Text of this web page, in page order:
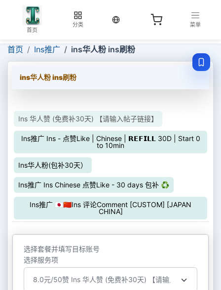
首页
分类
当前语言：中文
菜单
首页 Ins推广 ins华人粉 ins刷粉
ins华人粉 ins刷粉
Ins 华人赞 (免费补30天) 【请输入帖子链接】
Ins推广 Ins - 点赞Like | Chinese | 𝗥𝗘𝗙𝗜𝗟𝗟 30D | Start 0
to 10min
Ins华人粉(包补30天）
Ins推广 Ins Chinese 点赞Like - 30 days 包补 ♻️
Ins推广 🇯🇵🇨🇳Ins 评论Comment [CUSTOM] [JAPAN
CHINA]
选择套餐并填写目标账号
选择服务项